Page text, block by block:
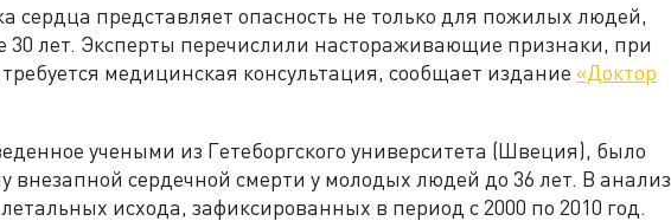
сердца представляет опасность не только для пожилых людей,
30 лет. Эксперты перечислили настораживающие признаки, при
медицинская консультация, сообщает издание «Доктор
учеными из Гетеборгского университета (Швеция), было
внезапной сердечной смерти у молодых людей до 36 лет. В анализ
исхода, зафиксированных в период с 2000 по 2010 год.